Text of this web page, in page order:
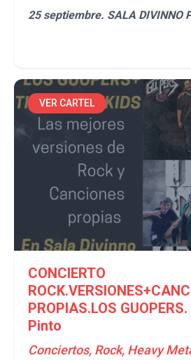
25 septiembre. SALA DIVINNO
VER CARTEL
CONCIERTO
PROPIAS.LOS
Pinto
Conciertos, Rock, Heavy